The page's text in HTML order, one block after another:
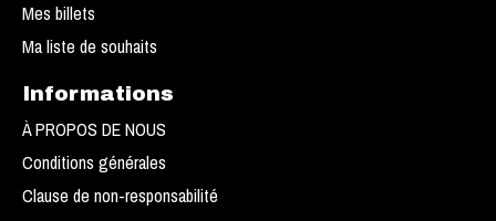
Mes billets
Ma liste de souhaits
Informations
À PROPOS DE NOUS
Conditions générales
Clause de non-responsabilité